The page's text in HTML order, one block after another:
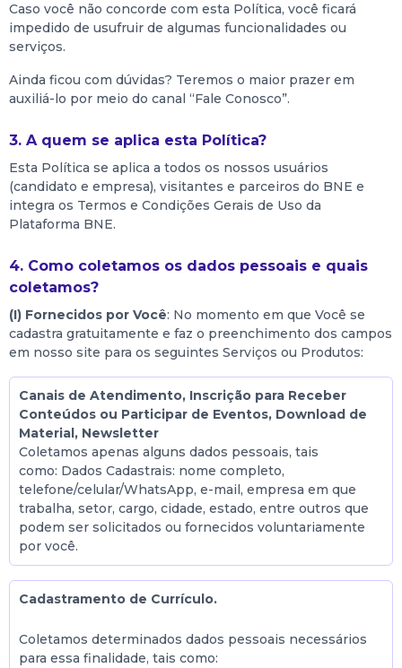
Caso você não concorde com esta Política, você ficará
impedido de usufruir de algumas funcionalidades ou
serviços.
Ainda ficou com dúvidas? Teremos o maior prazer em
auxiliá-lo por meio do canal “Fale Conosco”.
3. A quem se aplica esta Política?
Esta Política se aplica a todos os nossos usuários
(candidato e empresa), visitantes e parceiros do BNE e
integra os Termos e Condições Gerais de Uso da
Plataforma BNE.
4. Como coletamos os dados pessoais e quais
coletamos?
(I) Fornecidos por Você: No momento em que Você se
cadastra gratuitamente e faz o preenchimento dos campos
em nosso site para os seguintes Serviços ou Produtos:
Canais de Atendimento, Inscrição para Receber
Conteúdos ou Participar de Eventos, Download de
Material, Newsletter
Coletamos apenas alguns dados pessoais, tais
como: Dados Cadastrais: nome completo,
telefone/celular/WhatsApp, e-mail, empresa em que
trabalha, setor, cargo, cidade, estado, entre outros que
podem ser solicitados ou fornecidos voluntariamente
por você.
Cadastramento de Currículo.
Coletamos determinados dados pessoais necessários
para essa finalidade, tais como: